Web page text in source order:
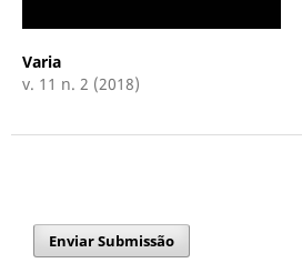
Varia
v. 11 n. 2 (2018)
Enviar Submissão